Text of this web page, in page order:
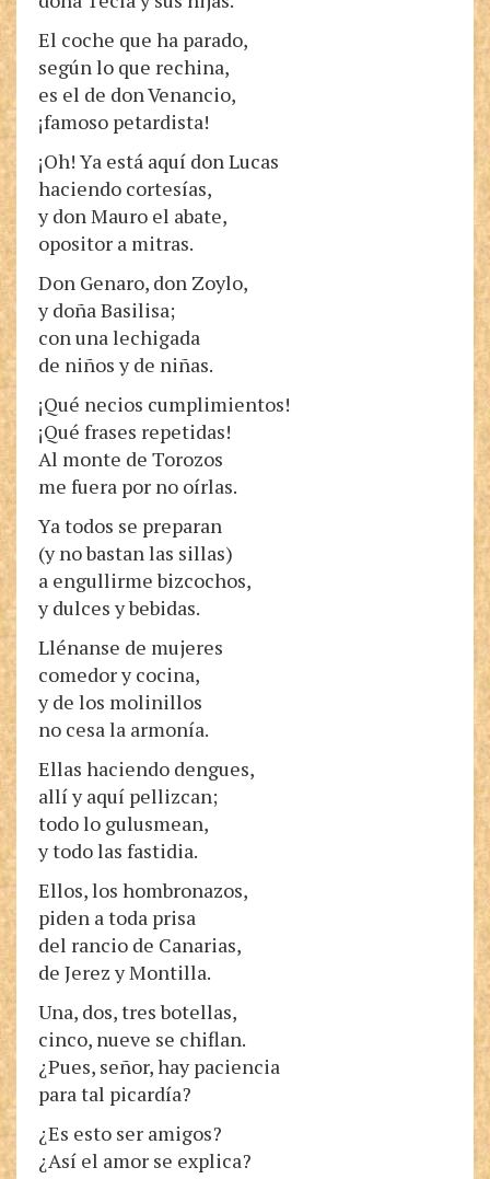
El coche que ha parado,
según lo que rechina,
es el de don Venancio,
¡famoso petardista!
¡Oh! Ya está aquí don Lucas
haciendo cortesías,
y don Mauro el abate,
opositor a mitras.
Don Genaro, don Zoylo,
y doña Basilisa;
con una lechigada
de niños y de niñas.
¡Qué necios cumplimientos!
¡Qué frases repetidas!
Al monte de Torozos
me fuera por no oírlas.
Ya todos se preparan
(y no bastan las sillas)
a engullirme bizcochos,
y dulces y bebidas.
Llénanse de mujeres
comedor y cocina,
y de los molinillos
no cesa la armonía.
Ellas haciendo dengues,
allí y aquí pellizcan;
todo lo gulusmean,
y todo las fastidia.
Ellos, los hombronazos,
piden a toda prisa
del rancio de Canarias,
de Jerez y Montilla.
Una, dos, tres botellas,
cinco, nueve se chiflan.
¿Pues, señor, hay paciencia
para tal picardía?
¿Es esto ser amigos?
¿Así el amor se explica?